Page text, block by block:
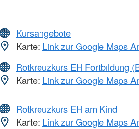
Kursangebote
Karte: Link zur Google Maps
Rotkreuzkurs EH Fortbildung
Karte: Link zur Google Maps
Rotkreuzkurs EH am Kind
Karte: Link zur Google Maps